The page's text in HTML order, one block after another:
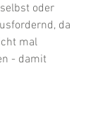
oder
da
mal
- damit